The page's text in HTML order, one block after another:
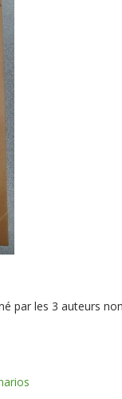
par les 3 auteurs